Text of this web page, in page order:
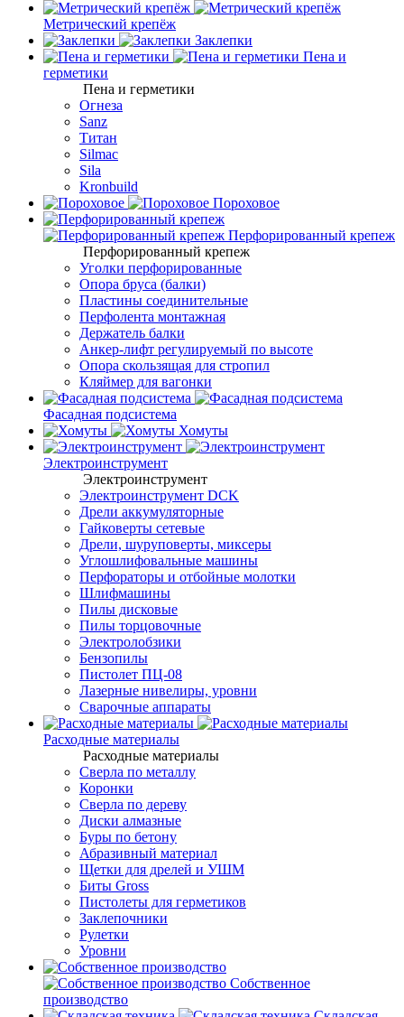
Метрический крепёж
Заклепки
Пена и
герметики
Пена и герметики
Огнеза
Sanz
Титан
Silmac
Sila
Kronbuild
Пороховое
Перфорированный крепеж
Перфорированный крепеж
Уголки перфорированные
Опора бруса (балки)
Пластины соединительные
Перфолента монтажная
Держатель балки
Анкер-лифт регулируемый по высоте
Опора скользящая для стропил
Кляймер для вагонки
Фасадная подсистема
Хомуты
Электроинструмент
Электроинструмент
Электроинструмент DCK
Дрели аккумуляторные
Гайковерты сетевые
Дрели, шуруповерты, миксеры
Углошлифовальные машины
Перфораторы и отбойные молотки
Шлифмашины
Пилы дисковые
Пилы торцовочные
Электролобзики
Бензопилы
Пистолет ПЦ-08
Лазерные нивелиры, уровни
Сварочные аппараты
Расходные материалы
Расходные материалы
Сверла по металлу
Коронки
Сверла по дереву
Диски алмазные
Буры по бетону
Абразивный материал
Щетки для дрелей и УШМ
Биты Gross
Пистолеты для герметиков
Заклепочники
Рулетки
Уровни
Собственное
производство